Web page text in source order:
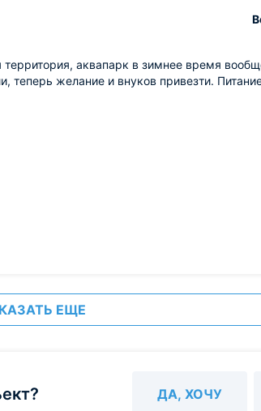
аквапарк в зимнее время
теперь желание и внуков привезти.
ЕЩЕ
ДА, ХОЧУ